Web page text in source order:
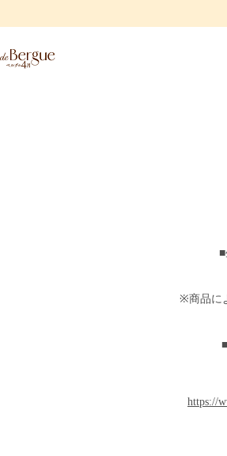
■
※商品に
https://